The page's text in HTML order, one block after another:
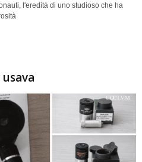
l'eredità di uno studioso che ha